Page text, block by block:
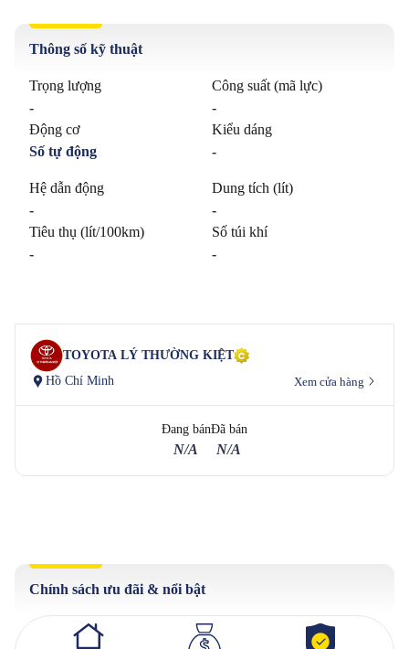
Thông số kỹ thuật
Trọng lượng
-
Động cơ
Số tự động
Công suất (mã lực)
-
Kiểu dáng
-
Hệ dẫn động
-
Tiêu thụ (lít/100km)
-
Dung tích (lít)
-
Số túi khí
-
TOYOTA LÝ THƯỜNG KIỆT
Hồ Chí Minh
Xem cửa hàng
Đang bán
N/A
Đã bán
N/A
Chính sách ưu đãi & nổi bật